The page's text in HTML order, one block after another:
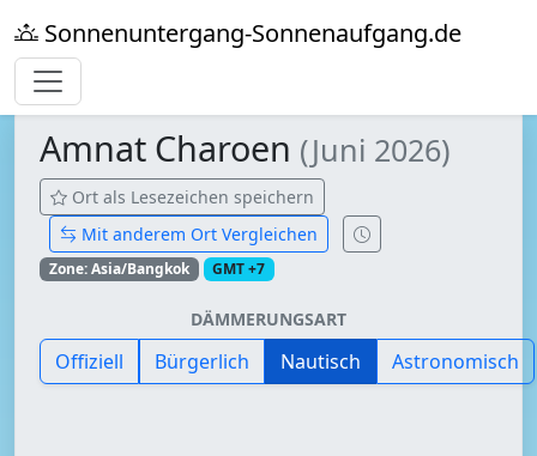
Sonnenuntergang-Sonnenaufgang.de
Amnat Charoen (Juni 2026)
Ort als Lesezeichen speichern
Mit anderem Ort Vergleichen
Zone: Asia/Bangkok GMT +7
DÄMMERUNGSART
Offiziell Bürgerlich Nautisch Astronomisch